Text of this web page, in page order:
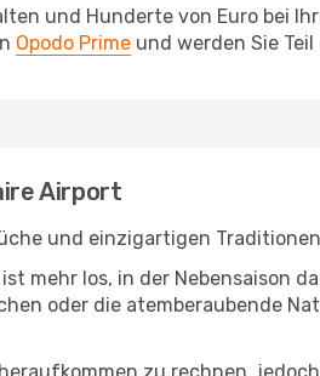
und Hunderte von Euro bei
Opodo Prime und werden Sie
Airport
und einzigartigen
mehr los, in der Nebensaison
oder die atemberaubende